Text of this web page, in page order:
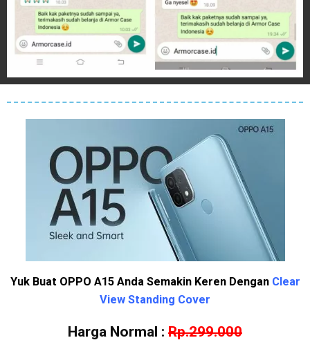
Yuk Buat OPPO A15 Anda Semakin Keren Dengan Clear
View Standing Cover
Harga Normal : Rp.299.000